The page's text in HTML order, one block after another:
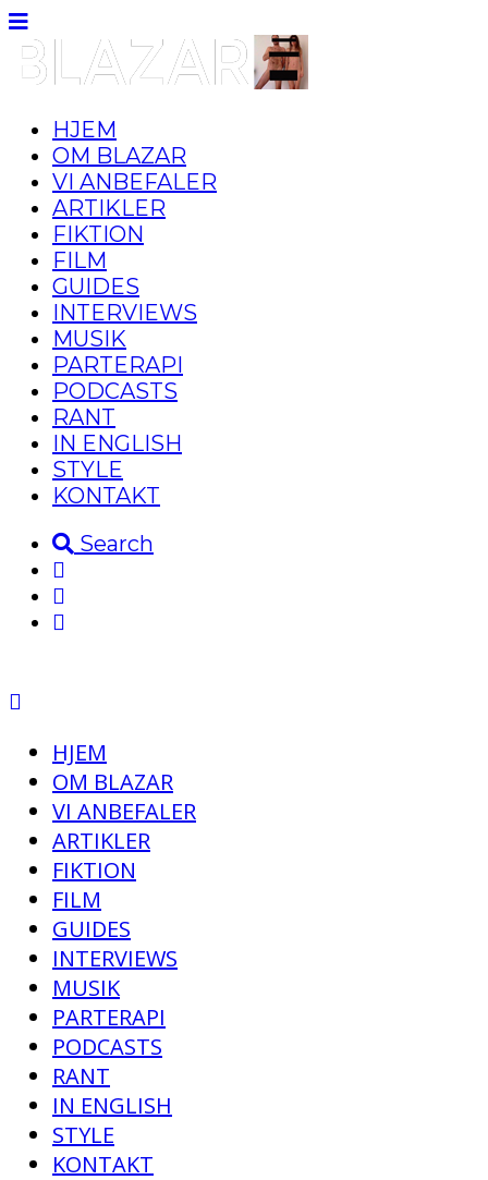
HJEM
OM BLAZAR
VI ANBEFALER
ARTIKLER
FIKTION
FILM
GUIDES
INTERVIEWS
MUSIK
PARTERAPI
PODCASTS
RANT
IN ENGLISH
STYLE
KONTAKT
Search
HJEM
OM BLAZAR
VI ANBEFALER
ARTIKLER
FIKTION
FILM
GUIDES
INTERVIEWS
MUSIK
PARTERAPI
PODCASTS
RANT
IN ENGLISH
STYLE
KONTAKT